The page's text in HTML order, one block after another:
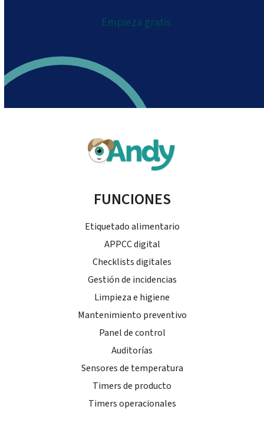
Empieza gratis
FUNCIONES
Etiquetado alimentario
APPCC digital
Checklists digitales
Gestión de incidencias
Limpieza e higiene
Mantenimiento preventivo
Panel de control
Auditorías
Sensores de temperatura
Timers de producto
Timers operacionales